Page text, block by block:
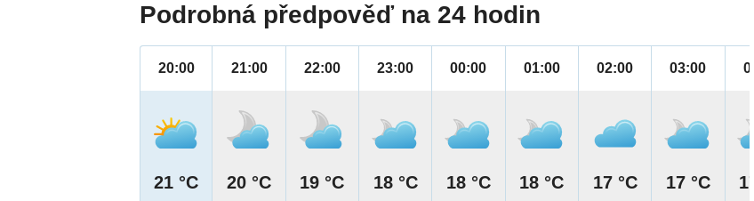
Podrobná předpověď na 24 hodin
20:00
21 °C
21:00
20 °C
22:00
19 °C
23:00
18 °C
00:00
18 °C
01:00
18 °C
02:00
17 °C
03:00
17 °C